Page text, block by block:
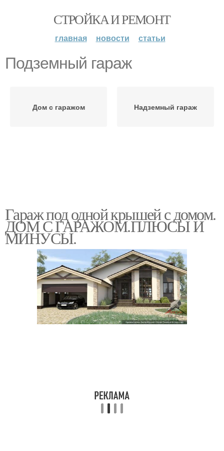
СТРОЙКА И РЕМОНТ
главная новости статьи
Подземный гараж
Дом с гаражом Надземный гараж
Гараж под одной крышей с домом.
ДОМ С ГАРАЖОМ.ПЛЮСЫ И
МИНУСЫ.